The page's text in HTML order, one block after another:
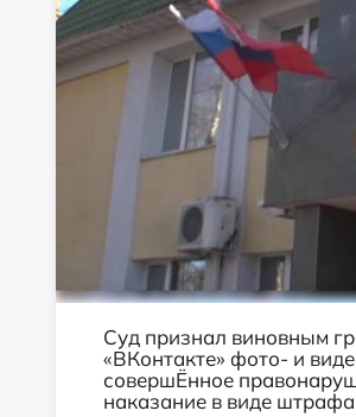
Суд признал виновным
«ВКонтакте» фото- и
совершЁнное
наказание в виде